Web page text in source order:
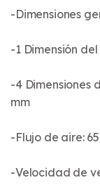
-Dimensiones
-1 Dimensión
-4 Dimensiones
mm
-Flujo de aire:
-Velocidad de